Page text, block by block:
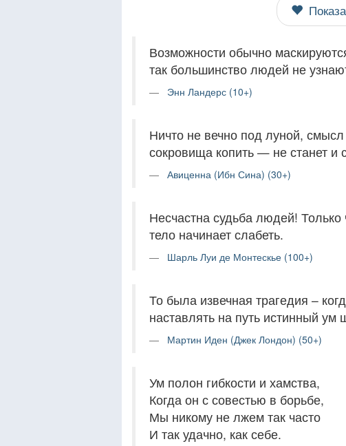
Возможности обычно
так большинство людей не
Энн Ландерс (10+)
Ничто не вечно под луной,
сокровища копить — не станет и
Авиценна (Ибн Сина) (30+)
Несчастна судьба людей! Только
тело начинает слабеть.
Шарль Луи де Монтескье (100+)
То была извечная трагедия –
наставлять на путь истинный
Мартин Иден (Джек Лондон) (50+)
Ум полон гибкости и хамства,
Когда он с совестью в борьбе,
Мы никому не лжем так часто
И так удачно, как себе.